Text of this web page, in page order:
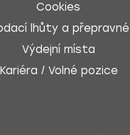
Cookies
lhůty a přepravné
Výdejní místa
Kariéra / Volné pozice